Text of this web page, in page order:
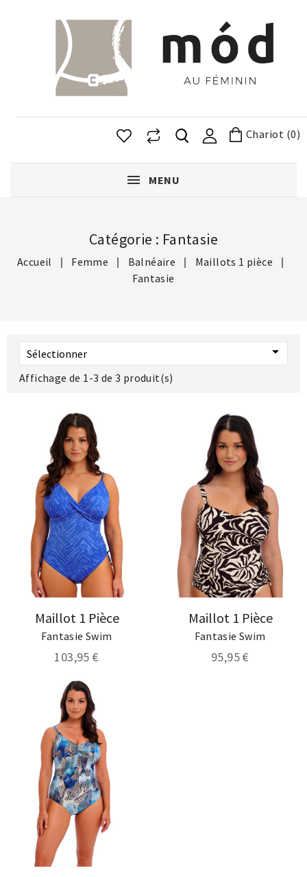
Chariot (0)
MENU
Catégorie : Fantasie
Accueil Femme Balnéaire
Maillots 1 pièce
Fantasie
Sélectionner 
Affichage de 1-3 de 3 produit(s)
Maillot 1 Pièce
Fantasie Swim
103,95 €
Maillot 1 Pièce
Fantasie Swim
95,95 €